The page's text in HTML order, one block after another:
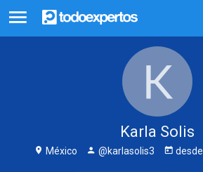
Karla Solis
México @karlasolis3 desde